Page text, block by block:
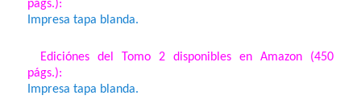
págs.):
Impresa tapa blanda.
Ediciónes del Tomo 2 disponibles en Amazon (450
págs.):
Impresa tapa blanda.